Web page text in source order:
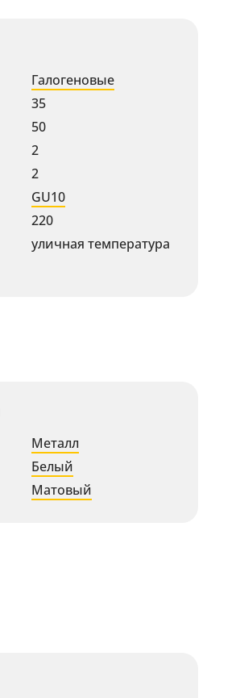
Галогеновые
35
50
2
2
GU10
220
уличная температура
Металл
Белый
Матовый